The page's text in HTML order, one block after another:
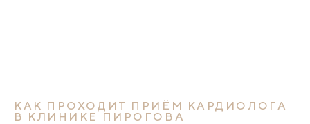
КАК ПРОХОДИТ ПРИЁМ КАРДИОЛОГА
В КЛИНИКЕ ПИРОГОВА